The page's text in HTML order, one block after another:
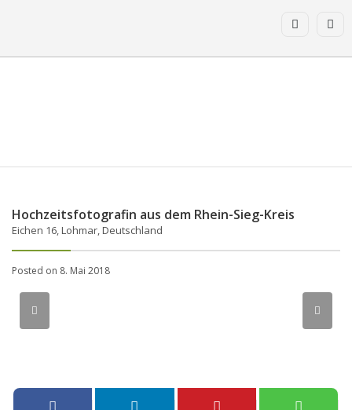
Hochzeitsfotografin aus dem Rhein-Sieg-Kreis
Eichen 16, Lohmar, Deutschland
Posted on 8. Mai 2018